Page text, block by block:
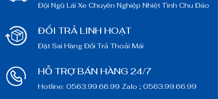
Đội Ngũ Lái Xe Chuyên Nghiệp Nhiệt Tình Chu Đáo
ĐỔI TRẢ LINH HOẠT
Đặt Sai Hàng Đổi Trả Thoải Mái
HỖ TRỢ BÁN HÀNG 24/7
Hotline: 0563.99.66.99 Zalo ; 0563.99.66.99